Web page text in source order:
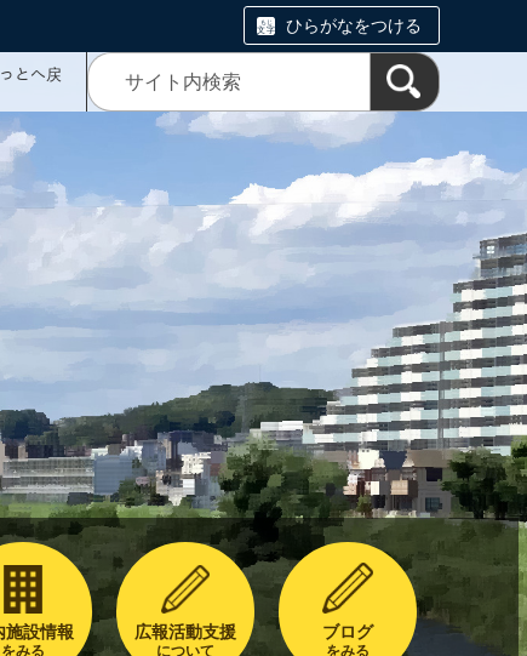
ひらがなをつける
とへ戻
施設情報
をみる
広報活動支援
について
ブログ
をみる